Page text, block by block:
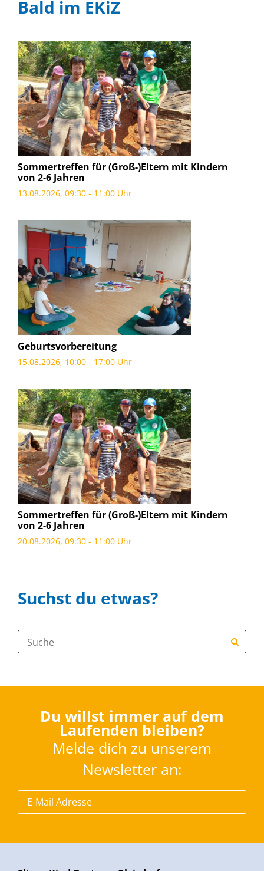
Bald im EKiZ
Sommertreffen für (Groß-)Eltern mit Kindern
von 2-6 Jahren
13.08.2026, 09:30 - 11:00 Uhr
Geburtsvorbereitung
15.08.2026, 10:00 - 17:00 Uhr
Sommertreffen für (Groß-)Eltern mit Kindern
von 2-6 Jahren
20.08.2026, 09:30 - 11:00 Uhr
Suchst du etwas?
Suche:
Du willst immer auf dem
Laufenden bleiben?
Melde dich zu unserem
Newsletter an: